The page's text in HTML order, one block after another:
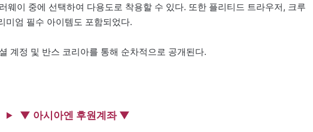
웨이 중에 선택하여 다용도로 착용할 수 있다. 또한 플리티드 트라우저, 크루
미엄 필수 아이템도 포함되었다.
계정 및 반스 코리아를 통해 순차적으로 공개된다.
▼ 아시아엔 후원계좌 ▼